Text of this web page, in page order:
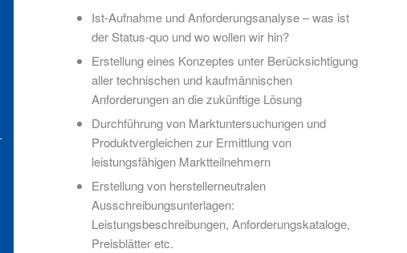
Ist-Aufnahme und Anforderungsanalyse – was ist
der Status-quo und wo wollen wir hin?
Erstellung eines Konzeptes unter Berücksichtigung
aller technischen und kaufmännischen
Anforderungen an die zukünftige Lösung
Durchführung von Marktuntersuchungen und
Produktvergleichen zur Ermittlung von
leistungsfähigen Marktteilnehmern
Erstellung von herstellerneutralen
Ausschreibungsunterlagen:
Leistungsbeschreibungen, Anforderungskataloge,
Preisblätter etc.